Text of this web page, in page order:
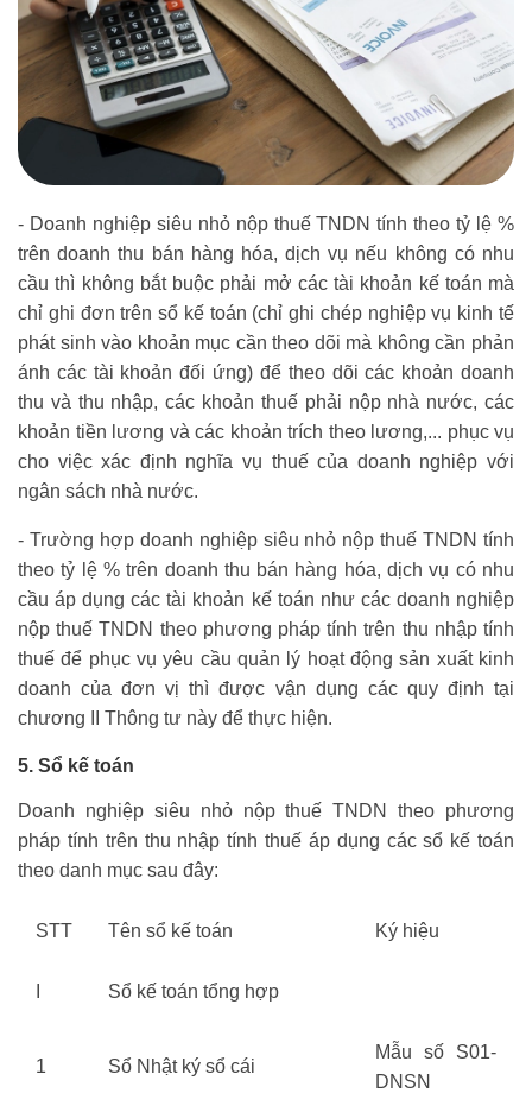
- Doanh nghiệp siêu nhỏ nộp thuế TNDN tính theo tỷ lệ %
trên doanh thu bán hàng hóa, dịch vụ nếu không có nhu
cầu thì không bắt buộc phải mở các tài khoản kế toán mà
chỉ ghi đơn trên sổ kế toán (chỉ ghi chép nghiệp vụ kinh tế
phát sinh vào khoản mục cần theo dõi mà không cần phản
ánh các tài khoản đối ứng) để theo dõi các khoản doanh
thu và thu nhập, các khoản thuế phải nộp nhà nước, các
khoản tiền lương và các khoản trích theo lương,... phục vụ
cho việc xác định nghĩa vụ thuế của doanh nghiệp với
ngân sách nhà nước.
- Trường hợp doanh nghiệp siêu nhỏ nộp thuế TNDN tính
theo tỷ lệ % trên doanh thu bán hàng hóa, dịch vụ có nhu
cầu áp dụng các tài khoản kế toán như các doanh nghiệp
nộp thuế TNDN theo phương pháp tính trên thu nhập tính
thuế để phục vụ yêu cầu quản lý hoạt động sản xuất kinh
doanh của đơn vị thì được vận dụng các quy định tại
chương II Thông tư này để thực hiện.
5. Sổ kế toán
Doanh nghiệp siêu nhỏ nộp thuế TNDN theo phương
pháp tính trên thu nhập tính thuế áp dụng các sổ kế toán
theo danh mục sau đây:
STT Tên sổ kế toán Ký hiệu
Sổ kế toán tổng hợp
1 Sổ Nhật ký sổ cái
Mẫu số S01-
DNSN